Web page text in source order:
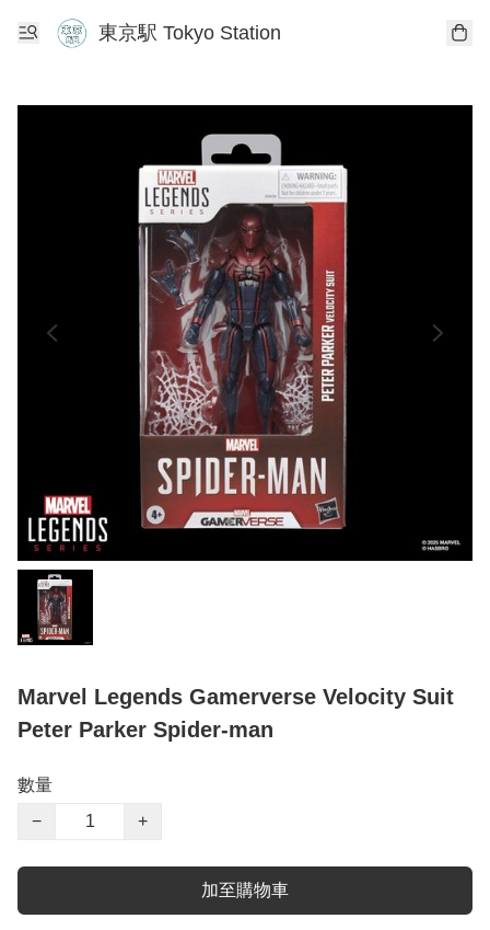
東京駅 Tokyo Station
Marvel Legends Gamerverse Velocity Suit
Peter Parker Spider-man
數量
−
+
加至購物車